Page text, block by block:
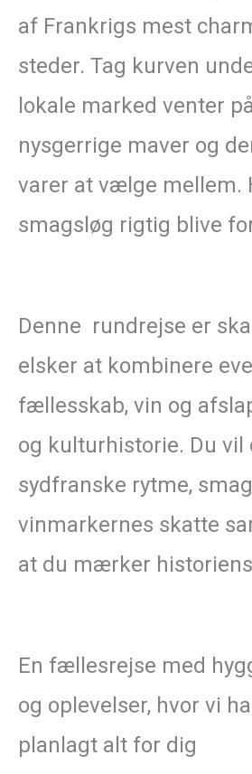
af Frankrigs mest
steder. Tag kurven
lokale marked venter
nysgerrige maver og
varer at vælge mellem.
smagsløg rigtig blive
Denne rundrejse er
elsker at kombinere
fællesskab, vin og
og kulturhistorie. Du vil
sydfranske rytme,
vinmarkernes skatte
at du mærker
En fællesrejse med
og oplevelser, hvor vi
planlagt alt for dig